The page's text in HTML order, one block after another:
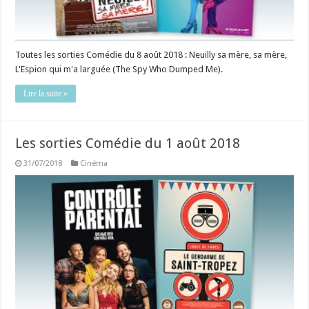
Toutes les sorties Comédie du 8 août 2018 : Neuilly sa mère, sa mère,
L'Espion qui m'a larguée (The Spy Who Dumped Me).
Lire la suite »
Les sorties Comédie du 1 août 2018
31/07/2018 Cinéma